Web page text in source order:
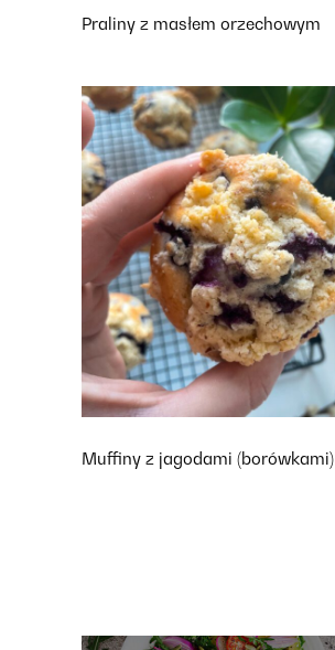
Praliny z masłem orzechowym
Muffiny z jagodami (borówkami)